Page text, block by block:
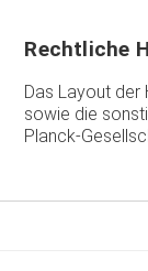
Rechtliche
Das Layout der
sowie die
Planck-